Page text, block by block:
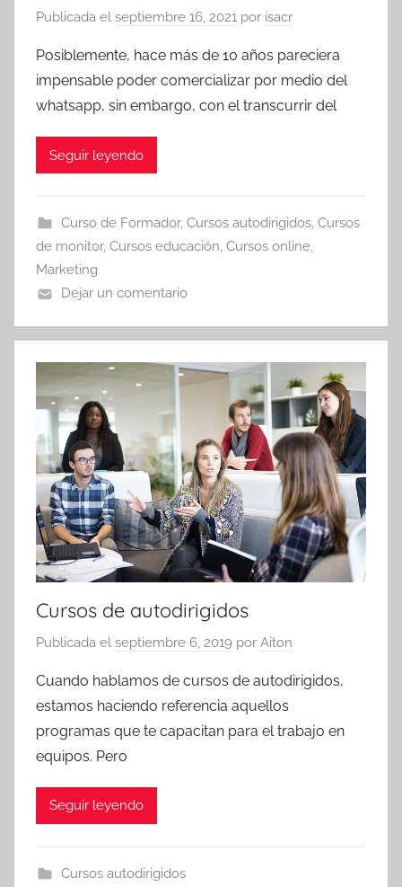
Publicada el septiembre 16, 2021 por isacr
Posiblemente, hace más de 10 años pareciera
impensable poder comercializar por medio del
whatsapp, sin embargo, con el transcurrir del
Seguir leyendo
Curso de Formador, Cursos autodirigidos, Cursos
de monitor, Cursos educación, Cursos online,
Marketing
Dejar un comentario
Cursos de autodirigidos
Publicada el septiembre 6, 2019 por Aiton
Cuando hablamos de cursos de autodirigidos,
estamos haciendo referencia aquellos
programas que te capacitan para el trabajo en
equipos. Pero
Seguir leyendo
Cursos autodirigidos